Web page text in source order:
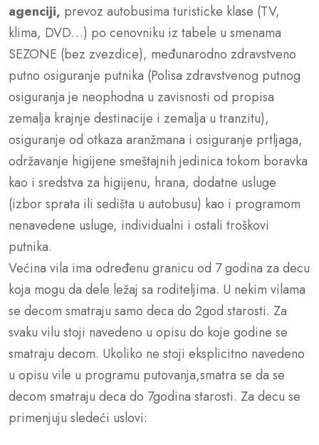
agenciji, prevoz autobusima turisticke klase (TV,
klima, DVD…) po cenovniku iz tabele u smenama
SEZONE (bez zvezdice), međunarodno zdravstveno
putno osiguranje putnika (Polisa zdravstvenog putnog
osiguranja je neophodna u zavisnosti od propisa
zemalja krajnje destinacije i zemalja u tranzitu),
osiguranje od otkaza aranžmana i osiguranje prtljaga,
održavanje higijene smeštajnih jedinica tokom boravka
kao i sredstva za higijenu, hrana, dodatne usluge
(izbor sprata ili sedišta u autobusu) kao i programom
nenavedene usluge, individualni i ostali troškovi
putnika.
Većina vila ima određenu granicu od 7 godina za decu
koja mogu da dele ležaj sa roditeljima. U nekim vilama
se decom smatraju samo deca do 2god starosti. Za
svaku vilu stoji navedeno u opisu do koje godine se
smatraju decom. Ukoliko ne stoji eksplicitno navedeno
u opisu vile u programu putovanja,smatra se da se
decom smatraju deca do 7godina starosti. Za decu se
primenjuju sledeći uslovi: